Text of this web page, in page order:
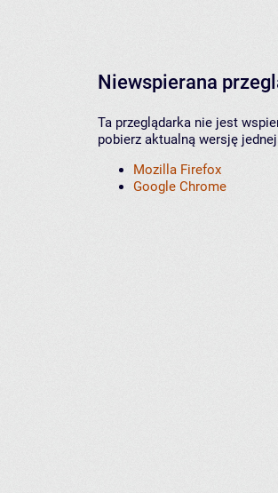
Niewspierana
Ta przeglądarka nie jest
pobierz aktualną wersję
Mozilla Firefox
Google Chrome